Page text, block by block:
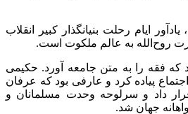
یادآور ایام رحلت بنیانگذار کبیر انقلاب
روح‌الله به عالم ملکوت است.
که فقه را به متن جامعه آورد. حکیمی
پیاده کرد و عارفی بود که عرفان
داد و سرلوحه وحدت مسلمانان و
جهان شد.